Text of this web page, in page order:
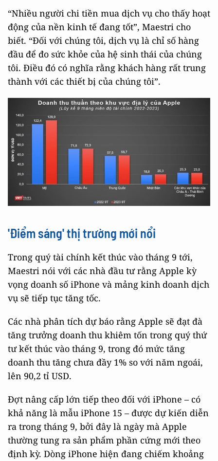
“Nhiều người chi tiền mua dịch vụ cho thấy hoạt
động của nền kinh tế đang tốt”, Maestri cho
biết. “Đối với chúng tôi, dịch vụ là chỉ số hàng
đầu để đo sức khỏe của hệ sinh thái của chúng
tôi. Điều đó có nghĩa rằng khách hàng rất trung
thành với các thiết bị của chúng tôi”.
'Điểm sáng' thị trường mới nổi
Trong quý tài chính kết thúc vào tháng 9 tới,
Maestri nói với các nhà đầu tư rằng Apple kỳ
vọng doanh số iPhone và mảng kinh doanh dịch
vụ sẽ tiếp tục tăng tốc.
Các nhà phân tích dự báo rằng Apple sẽ đạt đà
tăng trưởng doanh thu khiêm tốn trong quý thứ
tư kết thúc vào tháng 9, trong đó mức tăng
doanh thu tăng chưa đầy 1% so với năm ngoái,
lên 90,2 tỉ USD.
Đợt nâng cấp lớn tiếp theo đối với iPhone – có
khả năng là mẫu iPhone 15 – được dự kiến diễn
ra trong tháng 9, bởi đây là ngày mà Apple
thường tung ra sản phẩm phần cứng mới theo
định kỳ. Dòng iPhone hiện đang chiếm khoảng